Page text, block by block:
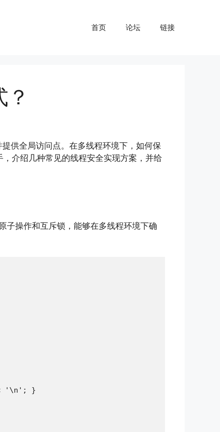
首页 论坛 链接
供全局访问点。在多线程环境下，如何保
介绍几种常见的线程安全实现方案，并给
子操作和互斥锁，能够在多线程环境下确
'\n'; }